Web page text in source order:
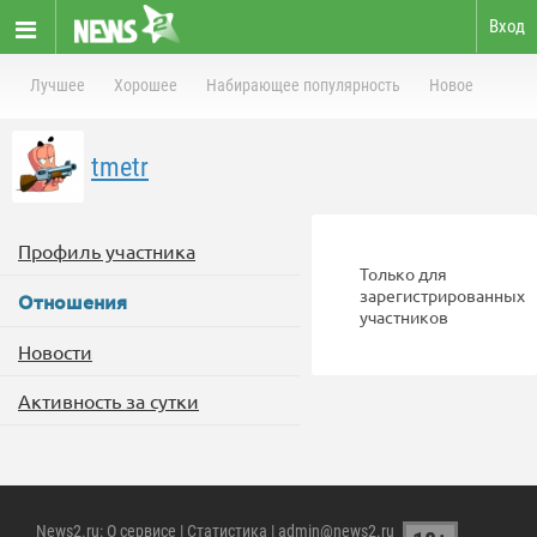
Вход
Лучшее Хорошее Набирающее популярность Новое
tmetr
Профиль участника
Отношения
Новости
Активность за сутки
Только для
зарегистрированных
участников
News2.ru: О сервисе | Статистика | admin@news2.ru